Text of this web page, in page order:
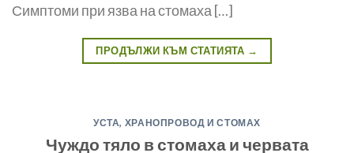
Симптоми при язва на стомаха […]
ПРОДЪЛЖИ КЪМ СТАТИЯТА →
УСТА, ХРАНОПРОВОД И СТОМАХ
Чуждо тяло в стомаха и червата